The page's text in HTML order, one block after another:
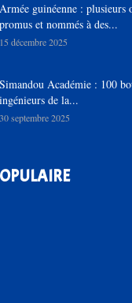
Armée guinéenne : plusieurs
promus et nommés à des...
15 décembre 2025
Simandou Académie : 100
ingénieurs de la...
30 septembre 2025